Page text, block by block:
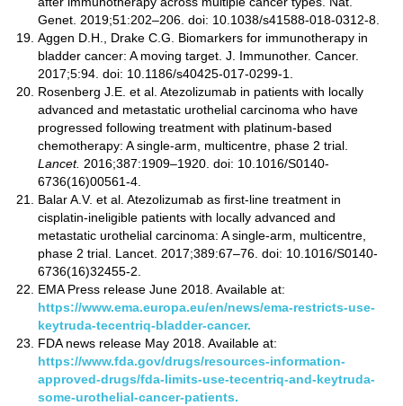
Genet. 2019;51:202–206. doi: 10.1038/s41588-018-0312-8.
Aggen D.H., Drake C.G. Biomarkers for immunotherapy in
bladder cancer: A moving target. J. Immunother. Cancer.
2017;5:94. doi: 10.1186/s40425-017-0299-1.
Rosenberg J.E. et al. Atezolizumab in patients with locally
advanced and metastatic urothelial carcinoma who have
progressed following treatment with platinum-based
chemotherapy: A single-arm, multicentre, phase 2 trial.
Lancet. 2016;387:1909–1920. doi: 10.1016/S0140-
6736(16)00561-4.
Balar A.V. et al. Atezolizumab as first-line treatment in
cisplatin-ineligible patients with locally advanced and
metastatic urothelial carcinoma: A single-arm, multicentre,
phase 2 trial. Lancet. 2017;389:67–76. doi: 10.1016/S0140-
6736(16)32455-2.
EMA Press release June 2018. Available at:
https://www.ema.europa.eu/en/news/ema-restricts-use-
keytruda-tecentriq-bladder-cancer.
FDA news release May 2018. Available at:
https://www.fda.gov/drugs/resources-information-
approved-drugs/fda-limits-use-tecentriq-and-keytruda-
some-urothelial-cancer-patients.